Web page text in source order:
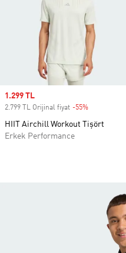
Sale price
1.299 TL
2.799 TL Orijinal fiyat -55%
HIIT Airchill Workout Tişört
Erkek Performance